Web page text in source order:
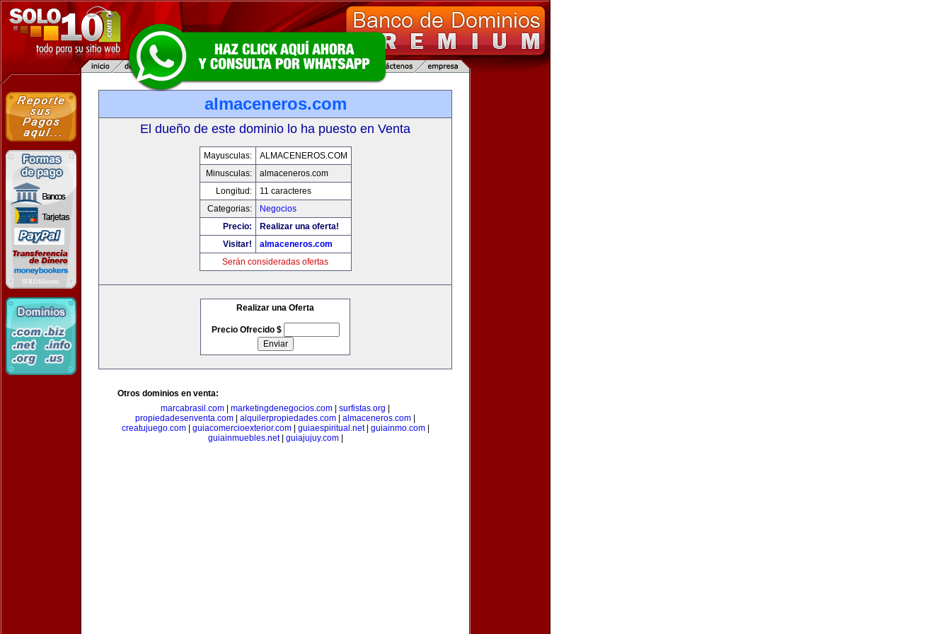
almaceneros.com
El dueño de este dominio lo ha puesto en Venta
Mayusculas:
ALMACENEROS.COM
Minusculas:
almaceneros.com
Longitud:
11 caracteres
Categorias:
Negocios
Precio:
Realizar una oferta!
Visitar!
almaceneros.com
Serán consideradas ofertas
Realizar una Oferta
Precio Ofrecido $
Otros dominios en venta:
marcabrasil.com
marketingdenegocios.com surfistas.org
propiedadesenventa.com
alquilerpropiedades.com almaceneros.com
creatujuego.com| guiacomercioexterior.com| guiaespiritual.net| guiainmo.com|
guiainmuebles.net| guiajujuy.com|